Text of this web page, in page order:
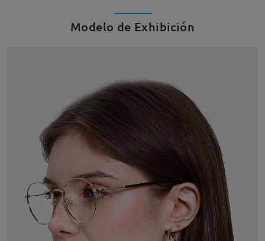
Modelo de Exhibición